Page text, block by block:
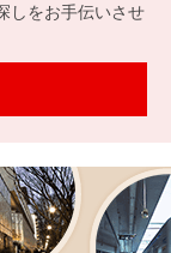
しをお手伝いさせ